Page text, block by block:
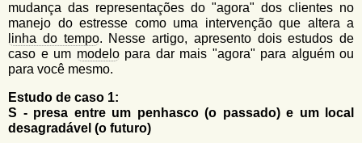
mudança das representações do "agora" dos clientes no
manejo do estresse como uma intervenção que altera a
linha do tempo. Nesse artigo, apresento dois estudos de
caso e um modelopara dar mais "agora" para alguém ou
para você mesmo.
Estudo de caso 1:
S - presa entre um penhasco (o passado) e um local
desagradável (o futuro)